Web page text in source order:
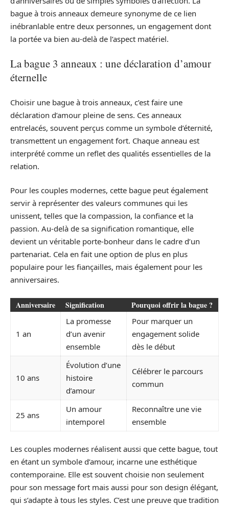
bague à trois anneaux demeure synonyme de ce lien
inébranlable entre deux personnes, un engagement dont
la portée va bien au-delà de l’aspect matériel.
La bague 3 anneaux : une déclaration d’amour
éternelle
Choisir une bague à trois anneaux, c’est faire une
déclaration d’amour pleine de sens. Ces anneaux
entrelacés, souvent perçus comme un symbole d’éternité,
transmettent un engagement fort. Chaque anneau est
interprété comme un reflet des qualités essentielles de la
relation.
Pour les couples modernes, cette bague peut également
servir à représenter des valeurs communes qui les
unissent, telles que la compassion, la confiance et la
passion. Au-delà de sa signification romantique, elle
devient un véritable porte-bonheur dans le cadre d’un
partenariat. Cela en fait une option de plus en plus
populaire pour les fiançailles, mais également pour les
anniversaires.
Anniversaire Signification Pourquoi offrir la bague ?
1 an
La promesse
d’un avenir
ensemble
Pour marquer un
engagement solide
dès le début
10 ans
Évolution d’une
histoire
d’amour
Célébrer le parcours
commun
25 ans
Un amour
intemporel
Reconnaître une vie
ensemble
Les couples modernes réalisent aussi que cette bague, tout
en étant un symbole d’amour, incarne une esthétique
contemporaine. Elle est souvent choisie non seulement
pour son message fort mais aussi pour son design élégant,
qui s’adapte à tous les styles. C’est une preuve que tradition